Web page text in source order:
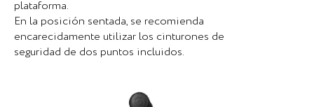
plataforma.
En la posición sentada, se recomienda
encarecidamente utilizar los cinturones de
seguridad de dos puntos incluidos.